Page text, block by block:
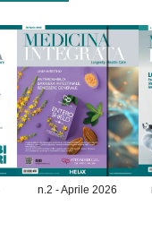
n.2 - Aprile 2026